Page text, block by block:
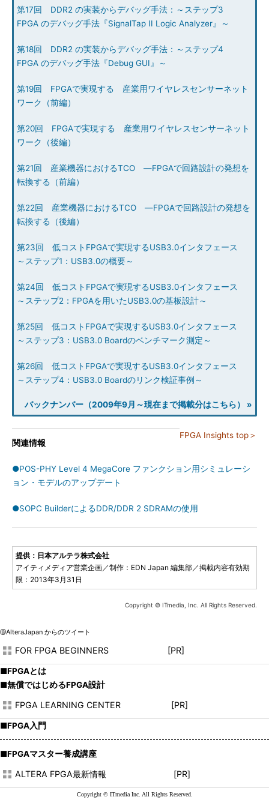
第17回 DDR2 の実装からデバッグ手法：～ステップ3
FPGA のデバッグ手法『SignalTap II Logic Analyzer』～
第18回 DDR2 の実装からデバッグ手法：～ステップ4
FPGA のデバッグ手法『Debug GUI』～
第19回 FPGAで実現する 産業用ワイヤレスセンサーネット
ワーク（前編）
第20回 FPGAで実現する 産業用ワイヤレスセンサーネット
ワーク（後編）
第21回 産業機器におけるTCO ―FPGAで回路設計の発想を
転換する（前編）
第22回 産業機器におけるTCO ―FPGAで回路設計の発想を
転換する（後編）
第23回 低コストFPGAで実現するUSB3.0インタフェース
～ステップ1：USB3.0の概要～
第24回 低コストFPGAで実現するUSB3.0インタフェース
～ステップ2：FPGAを用いたUSB3.0の基板設計～
第25回 低コストFPGAで実現するUSB3.0インタフェース
～ステップ3：USB3.0 Boardのベンチマーク測定～
第26回 低コストFPGAで実現するUSB3.0インタフェース
～ステップ4：USB3.0 Boardのリンク検証事例～
バックナンバー（2009年9月～現在まで掲載分はこちら） »
FPGA Insights top＞
関連情報
●POS-PHY Level 4 MegaCore ファンクション用シミュレーシ
ョン・モデルのアップデート
●SOPC BuilderによるDDR/DDR 2 SDRAMの使用
提供：日本アルテラ株式会社
アイティメディア営業企画／制作：EDN Japan 編集部／掲載内容有効期
限：2013年3月31日
Copyright © ITmedia, Inc. All Rights Reserved.
@AlteraJapan からのツイート
FOR FPGA BEGINNERS [PR]
■FPGAとは
■無償ではじめるFPGA設計
FPGA LEARNING CENTER [PR]
■FPGA入門
■FPGAマスター養成講座
ALTERA FPGA最新情報 [PR]
Copyright © ITmedia Inc. All Rights Reserved.